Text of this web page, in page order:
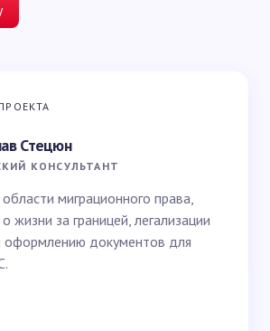
будет опубликован.
Стецюн
КОНСУЛЬТАНТ
миграционного права,
жизни за границей, легализации
оформлению документов для